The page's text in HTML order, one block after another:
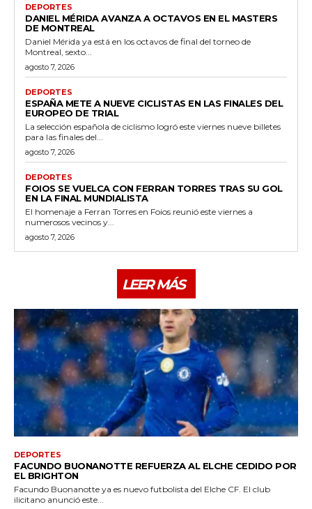
DEPORTES
DANIEL MÉRIDA AVANZA A OCTAVOS EN EL MASTERS
DE MONTREAL
Daniel Mérida ya está en los octavos de final del torneo de
Montreal, sexto...
agosto 7, 2026
DEPORTES
ESPAÑA METE A NUEVE CICLISTAS EN LAS FINALES DEL
EUROPEO DE TRIAL
La selección española de ciclismo logró este viernes nueve billetes
para las finales del...
agosto 7, 2026
DEPORTES
FOIOS SE VUELCA CON FERRAN TORRES TRAS SU GOL
EN LA FINAL MUNDIALISTA
El homenaje a Ferran Torres en Foios reunió este viernes a
numerosos vecinos y...
agosto 7, 2026
LEER MÁS
DEPORTES
FACUNDO BUONANOTTE REFUERZA AL ELCHE CEDIDO POR
EL BRIGHTON
Facundo Buonanotte ya es nuevo futbolista del Elche CF. El club
ilicitano anunció este...